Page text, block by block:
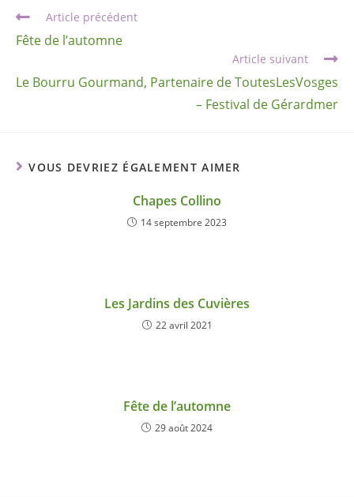
Article précédent
Fête de l’automne
Article suivant
Le Bourru Gourmand, Partenaire de ToutesLesVosges
– Festival de Gérardmer
VOUS DEVRIEZ ÉGALEMENT AIMER
Chapes Collino
14 septembre 2023
Les Jardins des Cuvières
22 avril 2021
Fête de l’automne
29 août 2024